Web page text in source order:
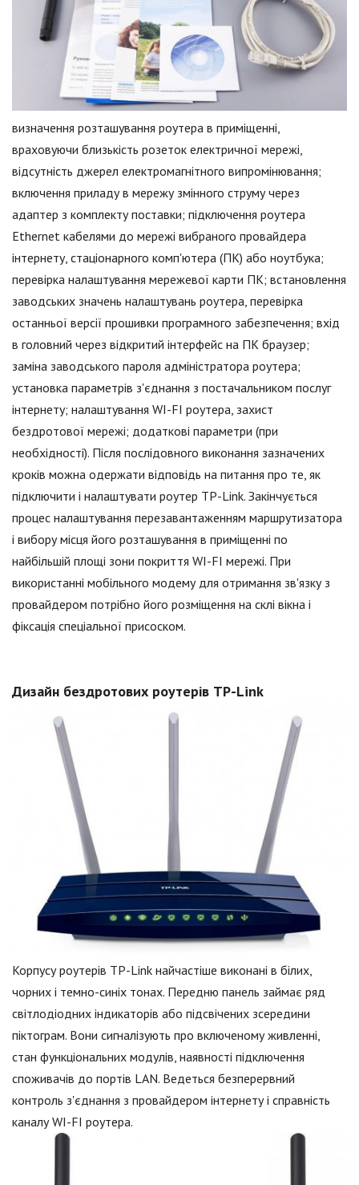
визначення розташування роутера в приміщенні,
враховуючи близькість розеток електричної мережі,
відсутність джерел електромагнітного випромінювання;
включення приладу в мережу змінного струму через
адаптер з комплекту поставки; підключення роутера
Ethernet кабелями до мережі вибраного провайдера
інтернету, стаціонарного комп'ютера (ПК) або ноутбука;
перевірка налаштування мережевої карти ПК; встановлення
заводських значень налаштувань роутера, перевірка
останньої версії прошивки програмного забезпечення; вхід
в головний через відкритий інтерфейс на ПК браузер;
заміна заводського пароля адміністратора роутера;
установка параметрів з'єднання з постачальником послуг
інтернету; налаштування WI-FI роутера, захист
бездротової мережі; додаткові параметри (при
необхідності). Після послідовного виконання зазначених
кроків можна одержати відповідь на питання про те, як
підключити і налаштувати роутер TP-Link. Закінчується
процес налаштування перезавантаженням маршрутизатора
і вибору місця його розташування в приміщенні по
найбільшій площі зони покриття WI-FI мережі. При
використанні мобільного модему для отримання зв'язку з
провайдером потрібно його розміщення на склі вікна і
фіксація спеціальної присоском.
Дизайн бездротових роутерів TP-Link
Корпусу роутерів TP-Link найчастіше виконані в білих,
чорних і темно-синіх тонах. Передню панель займає ряд
світлодіодних індикаторів або підсвічених зсередини
піктограм. Вони сигналізують про включеному живленні,
стан функціональних модулів, наявності підключення
споживачів до портів LAN. Ведеться безперервний
контроль з'єднання з провайдером інтернету і справність
каналу WI-FI роутера.